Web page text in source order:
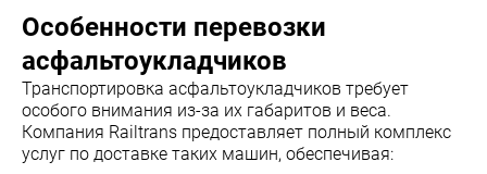
Особенности перевозки
асфальтоукладчиков
Транспортировка асфальтоукладчиков требует
особого внимания из-за их габаритов и веса.
Компания Railtrans предоставляет полный комплекс
услуг по доставке таких машин, обеспечивая: